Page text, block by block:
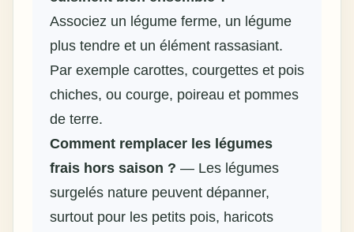
Associez un légume ferme, un légume
plus tendre et un élément rassasiant.
Par exemple carottes, courgettes et pois
chiches, ou courge, poireau et pommes
de terre.
Comment remplacer les légumes
frais hors saison ? — Les légumes
surgelés nature peuvent dépanner,
surtout pour les petits pois, haricots